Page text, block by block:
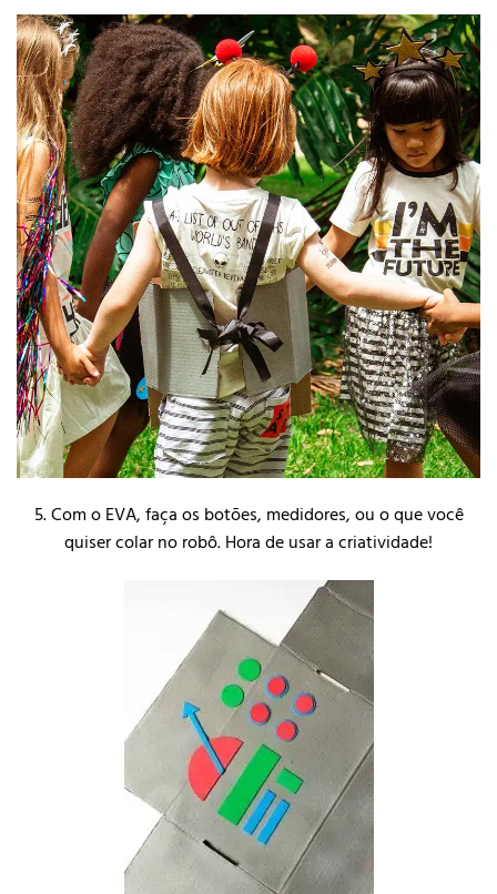
5. Com o EVA, faça os botões, medidores, ou o que você
quiser colar no robô. Hora de usar a criatividade!